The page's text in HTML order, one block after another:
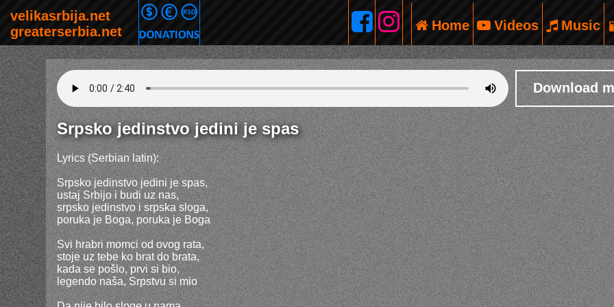
Download
Srpsko jedinstvo jedini je spas
Lyrics (Serbian latin):
Srpsko jedinstvo jedini je spas,
ustaj Srbijo i budi uz nas,
srpsko jedinstvo i srpska sloga,
poruka je Boga, poruka je Boga
Svi hrabri momci od ovog rata,
stoje uz tebe ko brat do brata,
kada se pošlo, prvi si bio,
legendo naša, Srpstvu si mio